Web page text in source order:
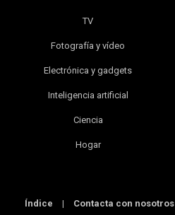
TV
Fotografía y vídeo
Electrónica y gadgets
Inteligencia artificial
Ciencia
Hogar
Índice | Contacta con nosotros